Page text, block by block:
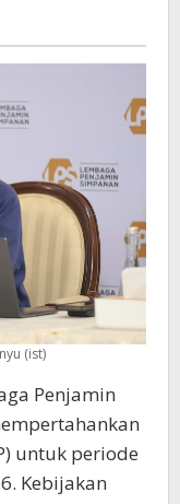
(ist)
Penjamin
untuk periode
Kebijakan